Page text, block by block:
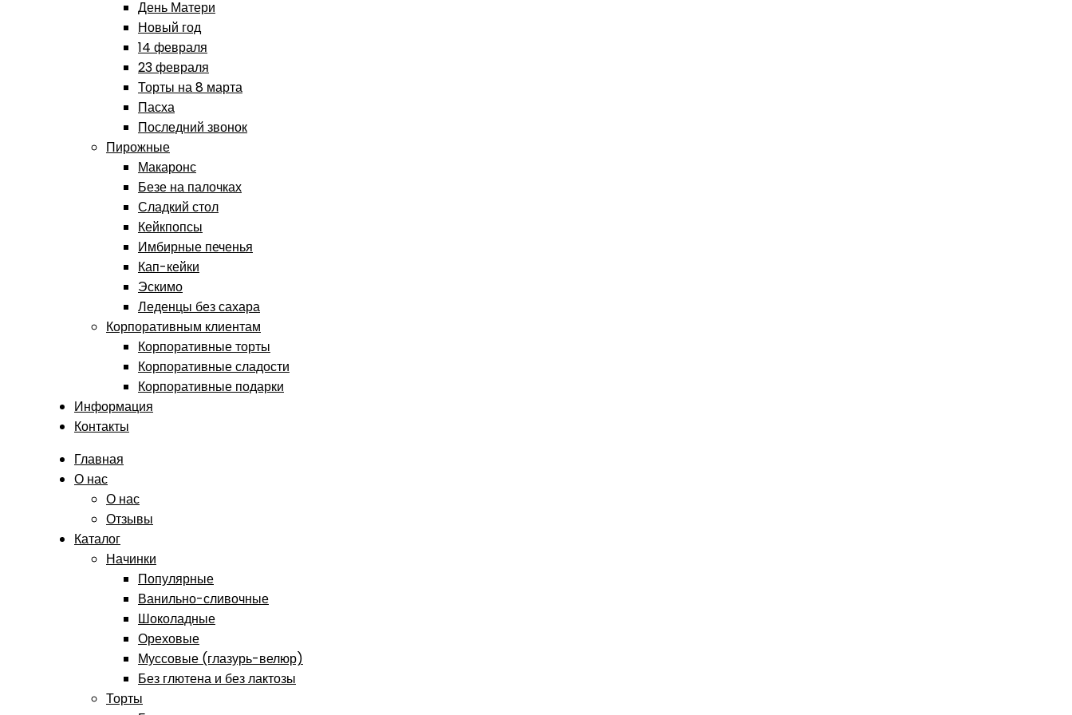
День Матери
Новый год
14 февраля
23 февраля
Торты на 8 марта
Пасха
Последний звонок
Пирожные
Макаронс
Безе на палочках
Сладкий стол
Кейкпопсы
Имбирные печенья
Кап-кейки
Эскимо
Леденцы без сахара
Корпоративным клиентам
Корпоративные торты
Корпоративные сладости
Корпоративные подарки
Информация
Контакты
Главная
О нас
О нас
Отзывы
Каталог
Начинки
Популярные
Ванильно-сливочные
Шоколадные
Ореховые
Муссовые (глазурь-велюр)
Без глютена и без лактозы
Торты